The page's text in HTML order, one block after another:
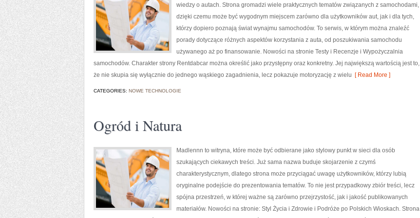
wiedzy o autach. Strona gromadzi wiele praktycznych tematów związanych z samochodami,
dzięki czemu może być wygodnym miejscem zarówno dla użytkowników aut, jak i dla tych,
którzy dopiero poznają świat wynajmu samochodów. To serwis, w którym można znaleźć
porady dotyczące różnych aspektów korzystania z auta, od poszukiwania samochodu
używanego aż po finansowanie. Nowości na stronie Testy i Recenzje i Wypożyczalnia
samochodów. Charakter strony Rentdabcar można określić jako przystępny oraz konkretny. Jej największą wartością jest to,
że nie skupia się wyłącznie do jednego wąskiego zagadnienia, lecz pokazuje motoryzację z wielu [ Read More ]
CATEGORIES: NOWE TECHNOLOGIE
Ogród i Natura
Madlennn to witryna, które może być odbierane jako stylowy punkt w sieci dla osób
szukających ciekawych treści. Już sama nazwa buduje skojarzenie z czymś
charakterystycznym, dlatego strona może przyciągać uwagę użytkowników, którzy lubią
oryginalne podejście do prezentowania tematów. To nie jest przypadkowy zbiór treści, lecz
spójna przestrzeń, w której ważne są zarówno przejrzystość, jak i jakość publikowanych
materiałów. Nowości na stronie: Styl Życia i Zdrowie i Podróże po Polskich Wioskach. Strona